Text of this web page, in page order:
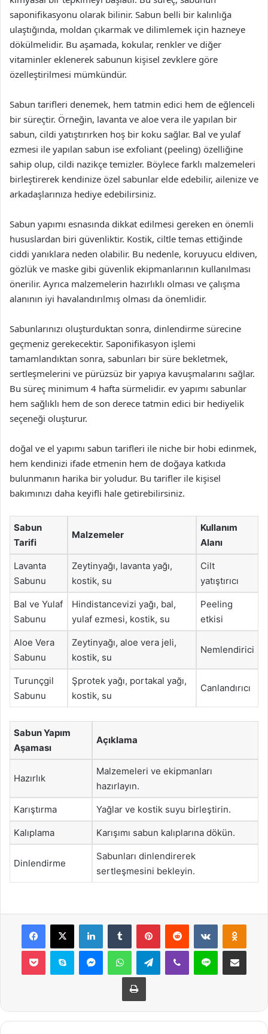
saponifikasyonu olarak bilinir. Sabun belli bir kalınlığa
ulaştığında, moldan çıkarmak ve dilimlemek için hazneye
dökülmelidir. Bu aşamada, kokular, renkler ve diğer
vitaminler eklenerek sabunun kişisel zevklere göre
özelleştirilmesi mümkündür.
Sabun tarifleri denemek, hem tatmin edici hem de eğlenceli
bir süreçtir. Örneğin, lavanta ve aloe vera ile yapılan bir
sabun, cildi yatıştırırken hoş bir koku sağlar. Bal ve yulaf
ezmesi ile yapılan sabun ise exfoliant (peeling) özelliğine
sahip olup, cildi nazikçe temizler. Böylece farklı malzemeleri
birleştirerek kendinize özel sabunlar elde edebilir, ailenize ve
arkadaşlarınıza hediye edebilirsiniz.
Sabun yapımı esnasında dikkat edilmesi gereken en önemli
hususlardan biri güvenliktir. Kostik, ciltle temas ettiğinde
ciddi yanıklara neden olabilir. Bu nedenle, koruyucu eldiven,
gözlük ve maske gibi güvenlik ekipmanlarının kullanılması
önerilir. Ayrıca malzemelerin hazırlıklı olması ve çalışma
alanının iyi havalandırılmış olması da önemlidir.
Sabunlarınızı oluşturduktan sonra, dinlendirme sürecine
geçmeniz gerekecektir. Saponifikasyon işlemi
tamamlandıktan sonra, sabunları bir süre bekletmek,
sertleşmelerini ve pürüzsüz bir yapıya kavuşmalarını sağlar.
Bu süreç minimum 4 hafta sürmelidir. ev yapımı sabunlar
hem sağlıklı hem de son derece tatmin edici bir hediyelik
seçeneği oluşturur.
doğal ve el yapımı sabun tarifleri ile niche bir hobi edinmek,
hem kendinizi ifade etmenin hem de doğaya katkıda
bulunmanın harika bir yoludur. Bu tarifler ile kişisel
bakımınızı daha keyifli hale getirebilirsiniz.
Sabun
Tarifi
Malzemeler
Kullanım
Alanı
Lavanta
Sabunu
Zeytinyağı, lavanta yağı,
kostik, su
Cilt
yatıştırıcı
Bal ve Yulaf
Sabunu
Hindistancevizi yağı, bal,
yulaf ezmesi, kostik, su
Peeling
etkisi
Aloe Vera
Sabunu
Zeytinyağı, aloe vera jeli,
kostik, su
Nemlendirici
Turunçgil
Sabunu
Şprotek yağı, portakal yağı,
kostik, su
Canlandırıcı
Sabun Yapım
Aşaması
Açıklama
Hazırlık
Malzemeleri ve ekipmanları
hazırlayın.
Karıştırma Yağlar ve kostik suyu birleştirin.
Kalıplama Karışımı sabun kalıplarına dökün.
Dinlendirme
Sabunları dinlendirerek
sertleşmesini bekleyin.
Facebook
X LinkedInTumblr PinterestReddit VKontakte
Pocket Skype MessengerWhatsAppTelegramViber Line E-Posta ile
Yazdır